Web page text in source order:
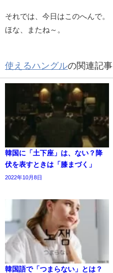
それでは、今日はこのへんで。
ほな、またね～。
使えるハングルの関連記事
韓国に「土下座」は、ない？降
伏を表すときは「膝まづく」
2022年10月8日
韓国語で「つまらない」とは？